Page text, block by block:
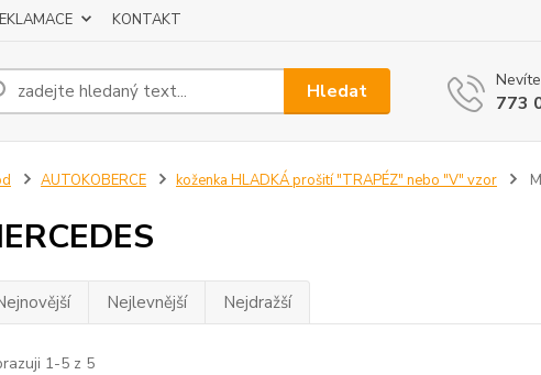
KONTAKT
Hledat
773
AUTOKOBERCE koženka HLADKÁ prošití "TRAPÉZ" nebo "V" vzor
Nejlevnější Nejdražší
1-5 z 5